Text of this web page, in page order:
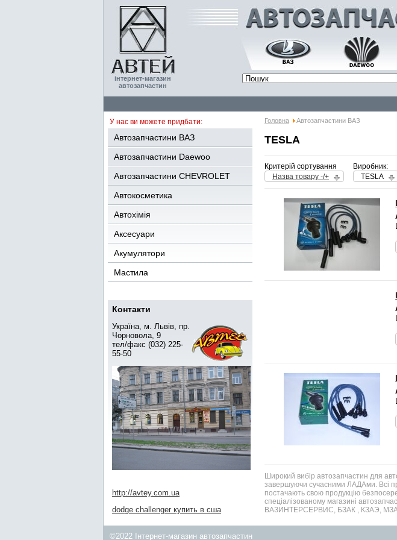
інтернет-магазин
автозапчастин
У нас ви можете придбати:
Автозапчастини ВАЗ
Автозапчастини Daewoo
Автозапчастини CHEVROLET
Автокосметика
Автохімія
Аксесуари
Акумулятори
Мастила
Контакти
Україна, м. Львів, пр.
Чорновола, 9
тел/факс (032) 225-
55-50
http://avtey.com.ua
dodge challenger купить в сша
Головна Автозапчастини ВАЗ
TESLA
Критерій сортування
Назва товару -/+
Виробник:
TESLA
Широкий вибір автозапчастин для
завершуючи сучасними ЛАДАми. Всі
постачають свою продукцію
спеціалізованому магазині
ВАЗИНТЕРСЕРВИС, БЗАК , КЗАЭ,
©2022 Інтернет-магазин автозапчастин